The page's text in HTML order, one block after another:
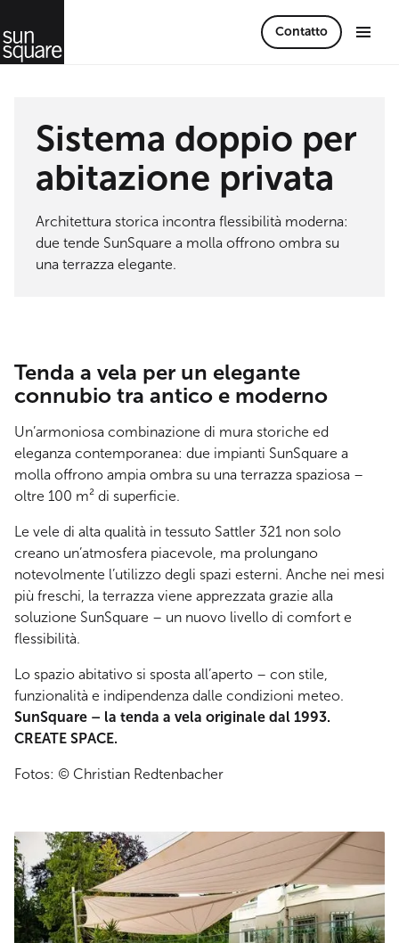
Contatto
Sistema doppio per
abitazione privata
Architettura storica incontra flessibilità moderna:
due tende SunSquare a molla offrono ombra su
una terrazza elegante.
Tenda a vela per un elegante
connubio tra antico e moderno
Un’armoniosa combinazione di mura storiche ed
eleganza contemporanea: due impianti SunSquare a
molla offrono ampia ombra su una terrazza spaziosa –
oltre 100 m² di superficie.
Le vele di alta qualità in tessuto Sattler 321 non solo
creano un’atmosfera piacevole, ma prolungano
notevolmente l’utilizzo degli spazi esterni. Anche nei mesi
più freschi, la terrazza viene apprezzata grazie alla
soluzione SunSquare – un nuovo livello di comfort e
flessibilità.
Lo spazio abitativo si sposta all’aperto – con stile,
funzionalità e indipendenza dalle condizioni meteo.
SunSquare – la tenda a vela originale dal 1993.
CREATE SPACE.
Fotos: © Christian Redtenbacher